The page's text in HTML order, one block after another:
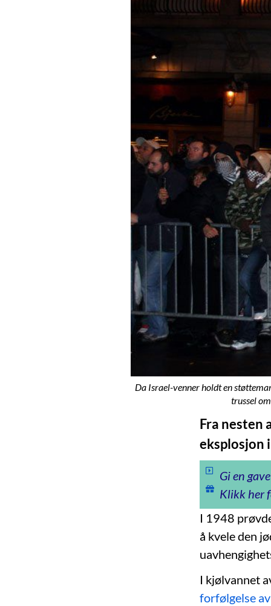
Da Israel-venner holdt en
trussel
Fra nesten
eksplosjon
Gi en
Klikk her
I 1948
å kvele den
I kjølvannet
forfølgelse